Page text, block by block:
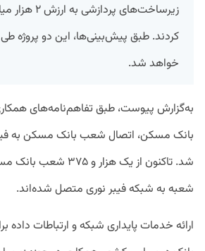
زیرساخت‌های
خواهد شد.
به‌گزارش پیوست، طبق تفاهم‌نامه‌های
بانک مسکن، اتصال شعب بانک مسکن به
شعبه به شبکه فیبر نوری متصل شده‌اند.